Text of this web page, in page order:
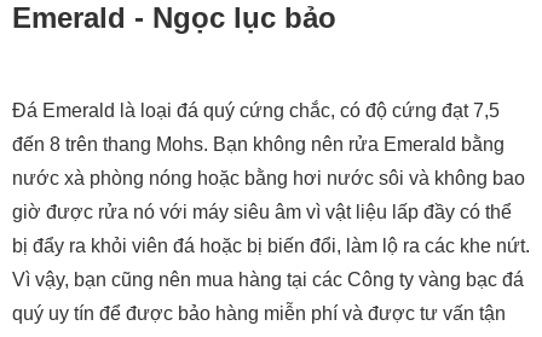
Emerald - Ngọc lục bảo
Đá Emerald là loại đá quý cứng chắc, có độ cứng đạt 7,5
đến 8 trên thang Mohs. Bạn không nên rửa Emerald bằng
nước xà phòng nóng hoặc bằng hơi nước sôi và không bao
giờ được rửa nó với máy siêu âm vì vật liệu lấp đầy có thể
bị đẩy ra khỏi viên đá hoặc bị biến đổi, làm lộ ra các khe nứt.
Vì vậy, bạn cũng nên mua hàng tại các Công ty vàng bạc đá
quý uy tín để được bảo hàng miễn phí và được tư vấn tận